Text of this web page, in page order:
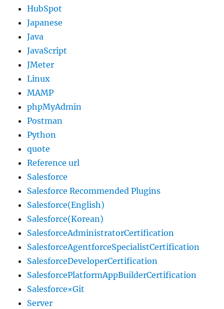
HubSpot
Japanese
Java
JavaScript
JMeter
Linux
MAMP
phpMyAdmin
Postman
Python
quote
Reference url
Salesforce
Salesforce Recommended Plugins
Salesforce(English)
Salesforce(Korean)
SalesforceAdministratorCertification
SalesforceAgentforceSpecialistCertification
SalesforceDeveloperCertification
SalesforcePlatformAppBuilderCertification
Salesforce×Git
Server